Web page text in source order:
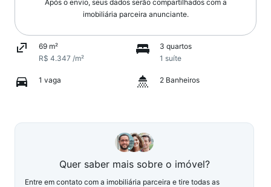
Após o envio, seus dados serão compartilhados com a
imobiliária parceira anunciante.
69 m²
R$ 4.347 /m²
3 quartos
1 suíte
1 vaga 2 Banheiros
Quer saber mais sobre o imóvel?
Entre em contato com a imobiliária parceira e tire todas as